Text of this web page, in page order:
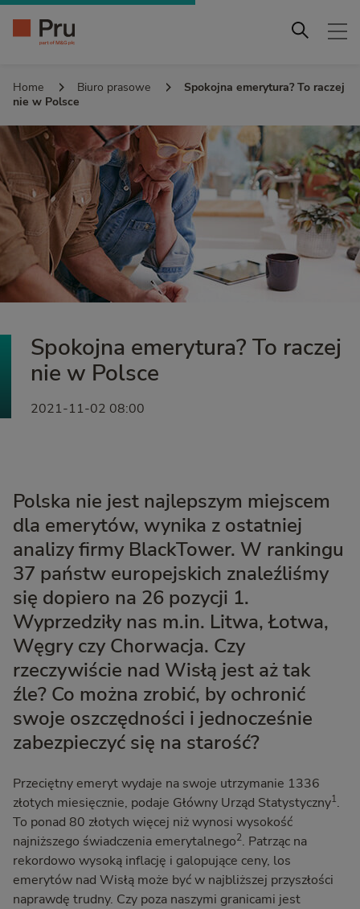
Home Biuro prasowe
Spokojna emerytura? To raczej
nie w Polsce
Spokojna emerytura? To raczej
nie w Polsce
2021-11-02 08:00
Polska nie jest najlepszym miejscem
dla emerytów, wynika z ostatniej
analizy firmy BlackTower. W rankingu
37 państw europejskich znaleźliśmy
się dopiero na 26 pozycji 1.
Wyprzedziły nas m.in. Litwa, Łotwa,
Węgry czy Chorwacja. Czy
rzeczywiście nad Wisłą jest aż tak
źle? Co można zrobić, by ochronić
swoje oszczędności i jednocześnie
zabezpieczyć się na starość?
Przeciętny emeryt wydaje na swoje utrzymanie 1336
złotych miesięcznie, podaje Główny Urząd Statystyczny1.
To ponad 80 złotych więcej niż wynosi wysokość
najniższego świadczenia emerytalnego2. Patrząc na
rekordowo wysoką inflację i galopujące ceny, los
emerytów nad Wisłą może być w najbliższej przyszłości
naprawdę trudny. Czy poza naszymi granicami jest